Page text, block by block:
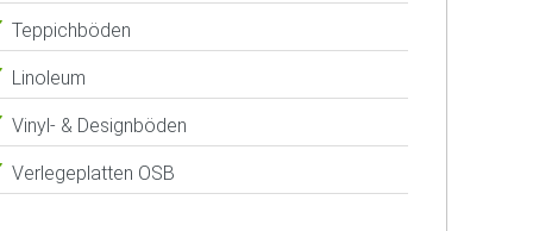
Teppichböden
Linoleum
Vinyl- & Designböden
Verlegeplatten OSB